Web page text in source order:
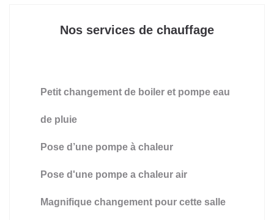
Nos services de chauffage
Petit changement de boiler et pompe eau
de pluie
Pose d’une pompe à chaleur
Pose d'une pompe a chaleur air
Magnifique changement pour cette salle